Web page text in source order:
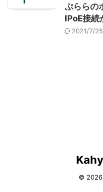
ぷららの
IPoE接続
2021/7/25
© 2026